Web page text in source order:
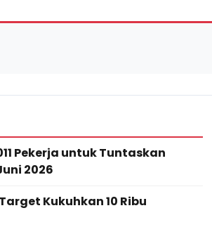
Pekerja untuk Tuntaskan
2026
Kukuhkan 10 Ribu